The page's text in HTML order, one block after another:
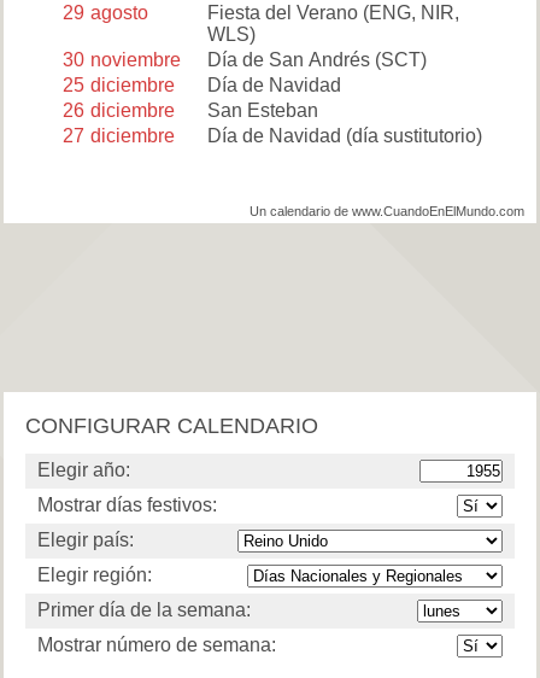
29 agosto Fiesta del Verano(ENG, NIR,
WLS)
30 noviembre Día de San Andrés(SCT)
25 diciembre
Día de Navidad
26 diciembre
San Esteban
27 diciembre Día de Navidad (día sustitutorio)
Un calendario de www.CuandoEnElMundo.com
CONFIGURAR CALENDARIO
Elegir año:
Mostrar días festivos:
Elegir país:
Elegir región:
Primer día de la semana:
Mostrar número de semana: